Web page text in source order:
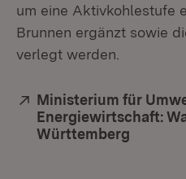
um eine Aktivkohlestufe
Brunnen ergänzt sowie
verlegt werden.
Extern:
Ministerium für
Energiewirtschaft:
Württemberg